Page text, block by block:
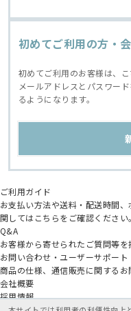
初めてご利用の方・
初めてご利用のお客様は、
メールアドレスとパスワー
るようになります。
ご利用ガイド
お支払い方法や送料・配送時間
関してはこちらをご確認ください。
Q&A
お客様から寄せられたご質問等を
お問い合わせ・ユーザーサポート
商品の仕様、通信販売に関するお
会社概要
採用情報